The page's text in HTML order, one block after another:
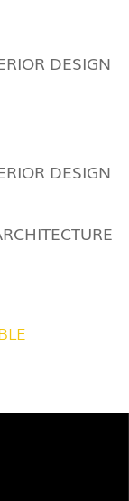
DESIGN
DESIGN